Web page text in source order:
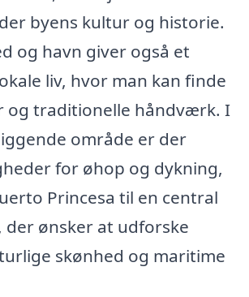
byens kultur og historie.
og havn giver også et
liv, hvor man kan finde
og traditionelle håndværk. I
område er der
for øhop og dykning,
Princesa til en central
der ønsker at udforske
skønhed og maritime